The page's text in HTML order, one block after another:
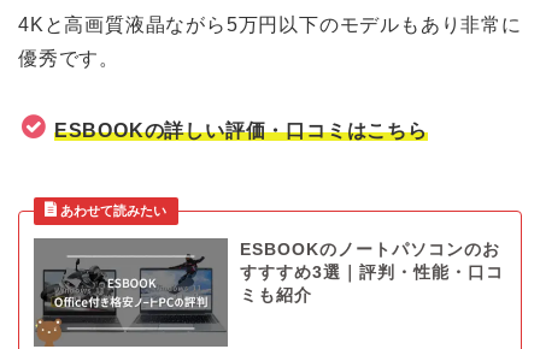
4Kと高画質液晶ながら5万円以下のモデルもあり非常に
優秀です。
ESBOOKの詳しい評価・口コミはこちら
ESBOOKのノートパソコンのお
すすすめ3選｜評判・性能・口コ
ミも紹介